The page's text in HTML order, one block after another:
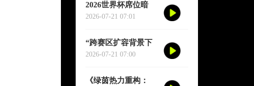
2026世界杯席位暗
战：各大洲足联的权
投票策略
2026-07-21 07:01
“跨赛区扩容背景下
种子席位的地缘分配
2026-07-21 07:00
《绿茵热力重构：